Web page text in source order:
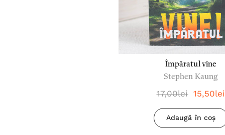
Împăratul vine
Stephen Kaung
17,00lei 15,50lei
Adaugă în coș